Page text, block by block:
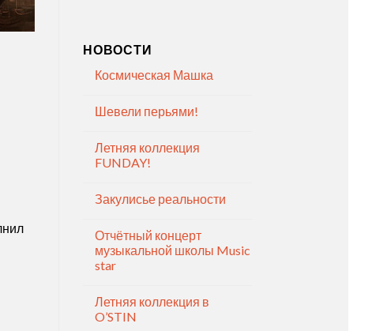
НОВОСТИ
Космическая Машка
Шевели перьями!
Летняя коллекция
FUNDAY!
Закулисье реальности
Отчётный концерт
музыкальной школы Music
star
Летняя коллекция в
O’STIN